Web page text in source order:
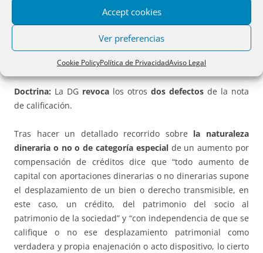
Accept cookies
Ver preferencias
Cookie PolicyPolítica de PrivacidadAviso Legal
admitidas como suficientes por el Presidente de la misma,
quien declara válidamente constituida la Junta.
El notario autorizante hace suyo el escrito del recurrente y
el registrador en su informedesiste del primer defecto
Doctrina: La DG revoca los otros dos defectos de la nota
de calificación.
Tras hacer un detallado recorrido sobre la naturaleza
dineraria o no o de categoría especialde un aumento por
compensación de créditos dice que “todo aumento de
capital con aportaciones dinerarias o no dinerarias supone
el desplazamiento de un bien o derecho transmisible, en
este caso, un crédito, del patrimonio del socio al
patrimonio de la sociedad” y “con independencia de que se
califique o no ese desplazamiento patrimonial como
verdadera y propia enajenación o acto dispositivo, lo cierto